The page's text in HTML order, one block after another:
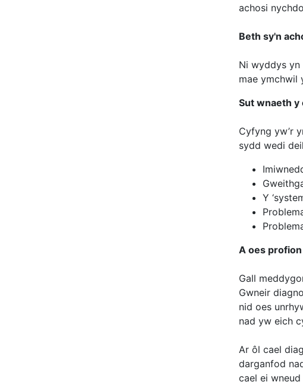
achosi
Beth sy'n
Ni wyddys yn
mae ymchwil
Sut wnaeth
Cyfyng yw’r
sydd wedi
Y
A oes
Gall
Gwneir
nid oes
nad yw eich
Ar ôl cael
darganfod
cael ei